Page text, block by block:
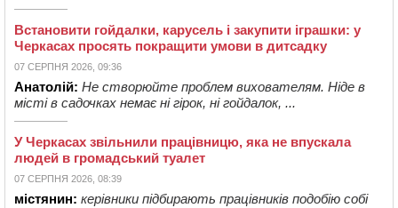
Встановити гойдалки, карусель і закупити іграшки: у
Черкасах просять покращити умови в дитсадку
07 СЕРПНЯ 2026, 09:36
Анатолій: Не створюйте проблем вихователям. Ніде в
місті в садочках немає ні гірок, ні гойдалок, ...
У Черкасах звільнили працівницю, яка не впускала
людей в громадський туалет
07 СЕРПНЯ 2026, 08:39
містянин: керівники підбирають працівників подобію собі